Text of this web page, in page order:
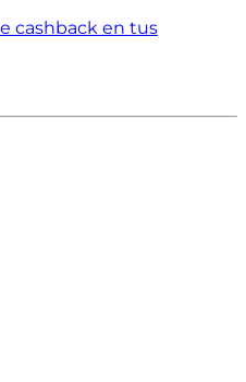
cashback en tus